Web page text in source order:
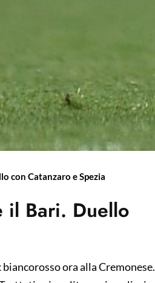
con Catanzaro e Spezia
il Bari. Duello
ora alla Cremonese.